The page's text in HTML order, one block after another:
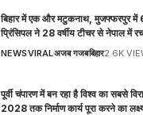
बिहार में एक और मटुकनाथ, मुजफ्फरपुर
प्रिंसिपल ने 28 वर्षीय टीचर से नेपाल में
NEWSVIRALअजब गजबबिहार2.6K
पूर्वी चंपारण में बन रहा है विश्व का सबसे
2028 तक निर्माण कार्य पूरा करने का